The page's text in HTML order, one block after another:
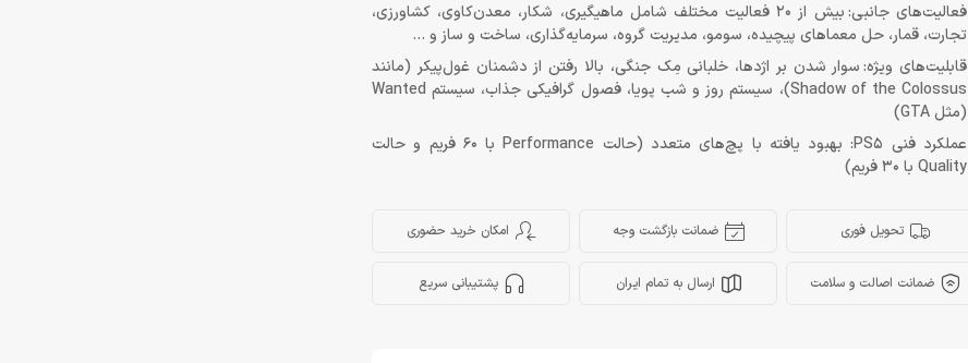
فعالیت‌های جانبی: بیش از 20 فعالیت مختلف شامل ماهیگیری، شکار، معدن‌کاوی، کشاورزی،
تجارت، قمار، حل معماهای پیچیده، سومو، مدیریت گروه، سرمایه‌گذاری، ساخت و ساز و ...
قابلیت‌های ویژه: سوار شدن بر اژدها، خلبانی مِک جنگی، بالا رفتن از دشمنان غول‌پیکر (مانند
Shadow of the Colossus)، سیستم روز و شب پویا، فصول گرافیکی جذاب، سیستم Wanted
(مثل GTA)
عملکرد فنی PS5: بهبود یافته با پچ‌های متعدد (حالت Performance با 60 فریم و حالت
Quality با 30 فریم)
تحویل فوری ضمانت بازگشت وجه امکان خرید حضوری
ضمانت اصالت و سلامت ارسال به تمام ایران پشتیبانی سریع